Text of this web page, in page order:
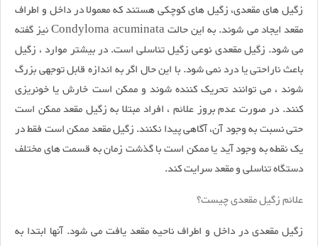
زگیل های مقعدی، زگیل های کوچکی هستند که معمولا در داخل و اطراف
مقعد ایجاد می شوند. به این حالت Condyloma acuminata نیز گفته
می شود. زگیل مقعدی نوعی زگیل تناسلی است. در بیشتر موارد ، زگیل
باعث ناراحتی یا درد نمی شود. با این حال اگر به اندازه قابل توجهی بزرگ
شوند ، می توانند تحریک کننده شوند و ممکن است خارش یا خونریزی
کنند. در صورت عدم بروز علائم ، افراد مبتلا به زگیل مقعد ممکن است
حتی نسبت به وجود آن، آگاهی پیدا نکنند. زگیل مقعد ممکن است فقط در
یک نقطه به وجود آید یا ممکن است با گذشت زمان به قسمت های مختلف
دستگاه تناسلی و مقعد سرایت کند.
علائم زگیل مقعدی چیست؟
زگیل مقعدی در داخل و اطراف ناحیه مقعد یافت می شود. آنها ابتدا به